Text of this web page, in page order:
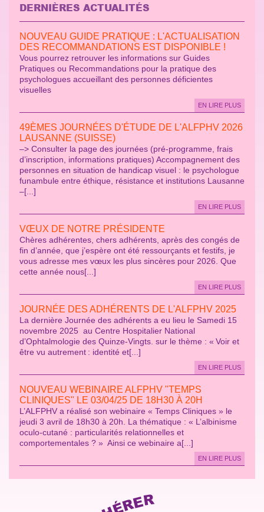
DERNIÈRES ACTUALITÉS
NOUVEAU GUIDE PRATIQUE : L'ACTUALISATION
DES RECOMMANDATIONS EST DISPONIBLE !
Vous pourrez retrouver les informations sur Guides
Pratiques ou Recommandations pour la pratique des
psychologues accueillant des personnes déficientes
visuelles
EN LIRE PLUS
49ÈMES JOURNÉES D'ÉTUDE DE L'ALFPHV 2026
LAUSANNE (SUISSE)
–> Consulter la page des journées (pré-programme, frais
d’inscription, informations pratiques) Accompagnement des
personnes en situation de handicap visuel : le psychologue
funambule entre éthique, résistance et institutions Lausanne
–[...]
EN LIRE PLUS
VŒUX DE NOTRE PRÉSIDENTE
Chères adhérentes, chers adhérents, après des congés de
fin d’année, que j’espère ont été ressourçants et festifs, je
vous adresse mes vœux les plus sincères pour 2026. Que
cette année nous[...]
EN LIRE PLUS
JOURNÉE DES ADHÉRENTS DE L'ALFPHV 2025
La dernière Journée des adhérents a eu lieu le Samedi 15
novembre 2025 au Centre Hospitalier National
d’Ophtalmologie des Quinze-Vingts. sur le thème : « Voir et
être vu autrement : identité et[...]
EN LIRE PLUS
NOUVEAU WEBINAIRE ALFPHV "TEMPS
CLINIQUES" LE 03/04/25 DE 18H30 À 20H
L’ALFPHV a réalisé son webinaire « Temps Cliniques » le
jeudi 3 avril de 18h30 à 20h. La thématique : « L’albinisme
oculo-cutané : particularités relationnelles et
comportementales ? » Ainsi ce webinaire a[...]
EN LIRE PLUS